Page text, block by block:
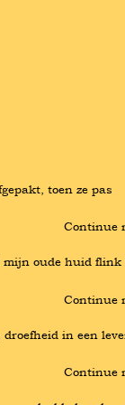
toen ze pas
Continue
mijn oude huid flink
Continue
in een
Continue